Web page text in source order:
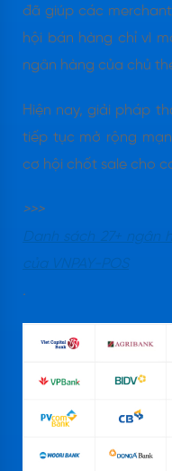
đã giúp các
hội bán hàng chỉ vì
ngân hàng của chủ
Hiện nay, giải pháp
tiếp tục mở rộng
cơ hội chốt sale cho
>>>
Danh sách 27+ ngân
của VNPAY-POS
.